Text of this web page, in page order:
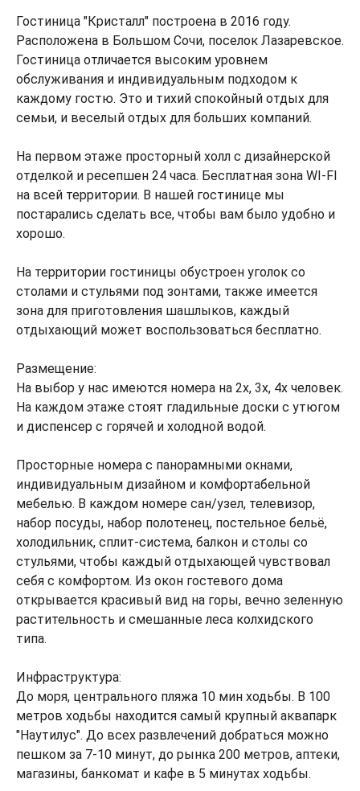
Гостиница "Кристалл" построена в 2016 году.
Расположена в Большом Сочи, поселок Лазаревское.
Гостиница отличается высоким уровнем
обслуживания и индивидуальным подходом к
каждому гостю. Это и тихий спокойный отдых для
семьи, и веселый отдых для больших компаний.
На первом этаже просторный холл с дизайнерской
отделкой и ресепшен 24 часа. Бесплатная зона WI-FI
на всей территории. В нашей гостинице мы
постарались сделать все, чтобы вам было удобно и
хорошо.
На территории гостиницы обустроен уголок со
столами и стульями под зонтами, также имеется
зона для приготовления шашлыков, каждый
отдыхающий может воспользоваться бесплатно.
Размещение:
На выбор у нас имеются номера на 2х, 3х, 4х человек.
На каждом этаже стоят гладильные доски с утюгом
и диспенсер с горячей и холодной водой.
Просторные номера с панорамными окнами,
индивидуальным дизайном и комфортабельной
мебелью. В каждом номере сан/узел, телевизор,
набор посуды, набор полотенец, постельное бельё,
холодильник, сплит-система, балкон и столы со
стульями, чтобы каждый отдыхающей чувствовал
себя с комфортом. Из окон гостевого дома
открывается красивый вид на горы, вечно зеленную
растительность и смешанные леса колхидского
типа.
Инфраструктура:
До моря, центрального пляжа 10 мин ходьбы. В 100
метров ходьбы находится самый крупный аквапарк
"Наутилус". До всех развлечений добраться можно
пешком за 7-10 минут, до рынка 200 метров, аптеки,
магазины, банкомат и кафе в 5 минутах ходьбы.